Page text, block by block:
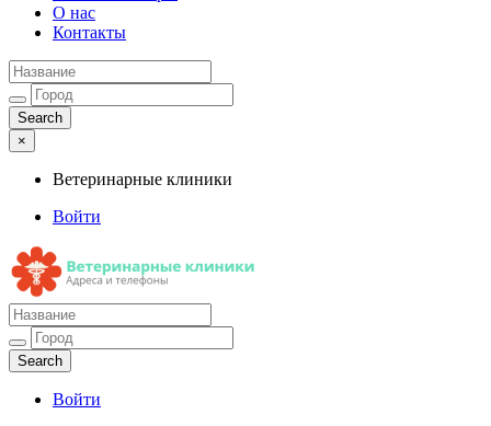
О нас
Контакты
×
Ветеринарные клиники
Войти
Ветеринарные клиники
Адреса и телефоны
Войти